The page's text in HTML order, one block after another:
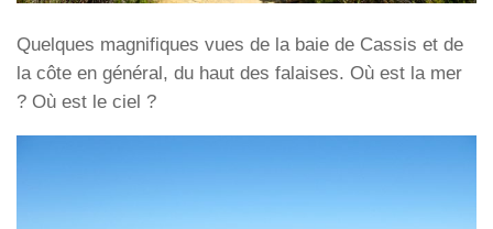
Quelques magnifiques vues de la baie de Cassis et de
la côte en général, du haut des falaises. Où est la mer
? Où est le ciel ?